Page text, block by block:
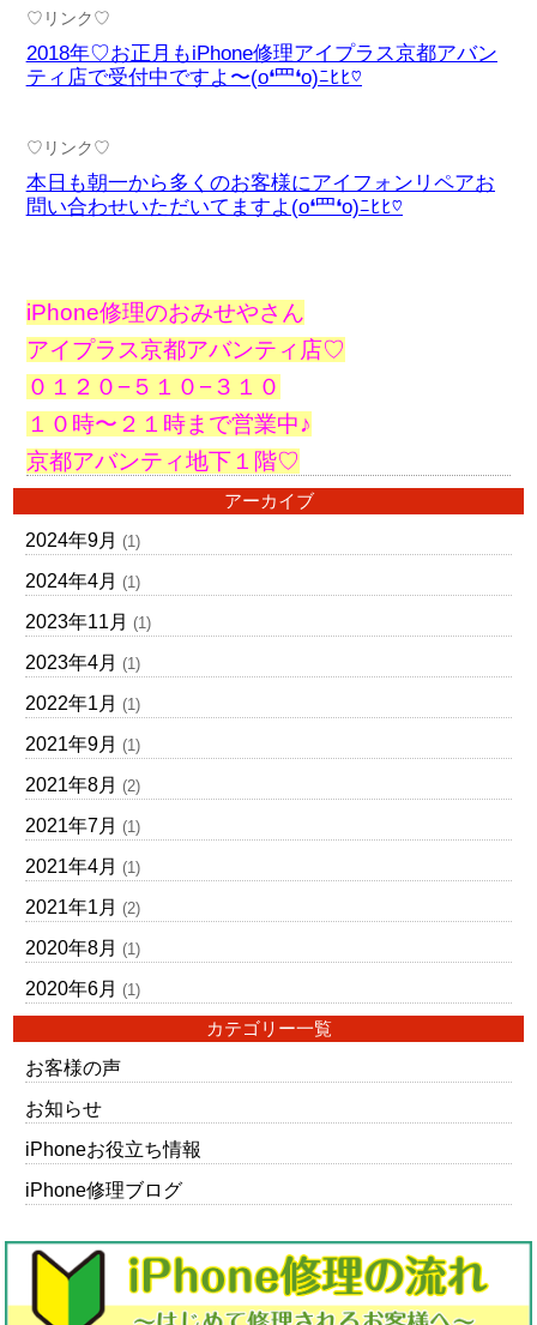
♡リンク♡
2018年♡お正月もiPhone修理アイプラス京都アバン
ティ店で受付中ですよ〜(o❛罒❛o)ﾆﾋﾋ♡
♡リンク♡
本日も朝一から多くのお客様にアイフォンリペアお
問い合わせいただいてますよ(o❛罒❛o)ﾆﾋﾋ♡
iPhone修理のおみせやさん
アイプラス京都アバンティ店♡
０１２０−５１０−３１０
１０時〜２１時まで営業中♪
京都アバンティ地下１階♡
アーカイブ
2024年9月 (1)
2024年4月 (1)
2023年11月 (1)
2023年4月 (1)
2022年1月 (1)
2021年9月 (1)
2021年8月 (2)
2021年7月 (1)
2021年4月 (1)
2021年1月 (2)
2020年8月 (1)
2020年6月 (1)
カテゴリー一覧
お客様の声
お知らせ
iPhoneお役立ち情報
iPhone修理ブログ